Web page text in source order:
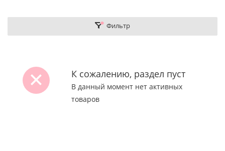
Фильтр
К сожалению, раздел пуст
В данный момент нет активных
товаров